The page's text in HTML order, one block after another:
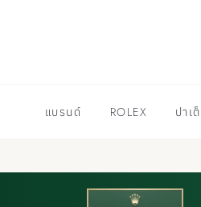
แบรนด์ ROLEX ปาเ